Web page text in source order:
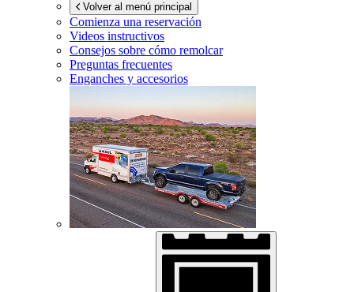
Volver al menú principal
Comienza una reservación
Videos instructivos
Consejos sobre cómo remolcar
Preguntas frecuentes
Enganches y accesorios